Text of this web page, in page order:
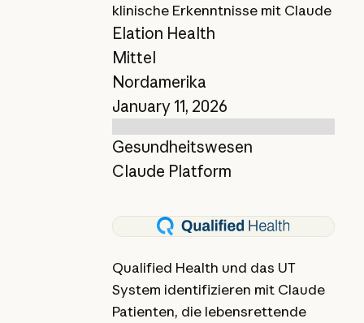
klinische Erkenntnisse mit Claude
Elation Health
Mittel
Nordamerika
January 11, 2026
Gesundheitswesen
Claude Platform
Bericht anzeigen
Qualified Health und das UT
System identifizieren mit Claude
Patienten, die lebensrettende